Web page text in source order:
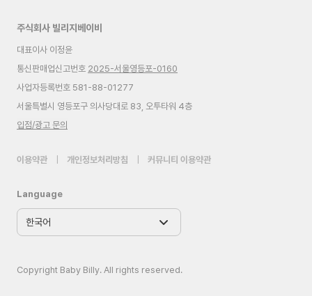
주식회사 빌리지베이비
대표이사 이정윤
통신판매업신고번호 2025-서울영등포-0160
사업자등록번호 581-88-01277
서울특별시 영등포구 의사당대로 83, 오투타워 4층
입점/광고 문의
이용약관 개인정보처리방침 커뮤니티 이용약관
Language
Copyright Baby Billy. All rights reserved.